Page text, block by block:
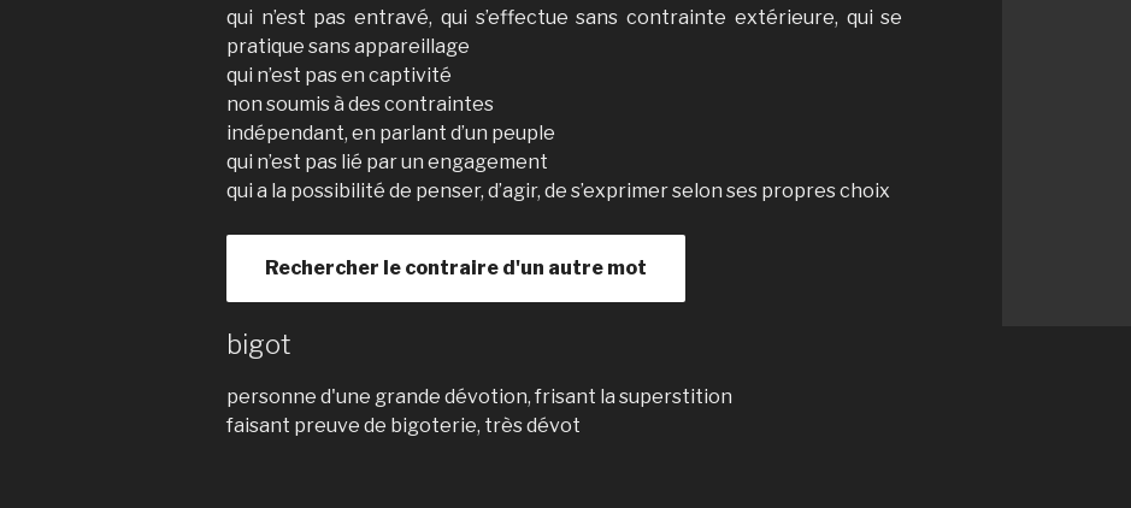
qui n’est pas entravé, qui s’effectue sans contrainte extérieure, qui se
pratique sans appareillage
qui n’est pas en captivité
non soumis à des contraintes
indépendant, en parlant d’un peuple
qui n’est pas lié par un engagement
qui a la possibilité de penser, d’agir, de s’exprimer selon ses propres choix
Rechercher le contraire d'un autre mot
bigot
personne d'une grande dévotion, frisant la superstition
faisant preuve de bigoterie, très dévot